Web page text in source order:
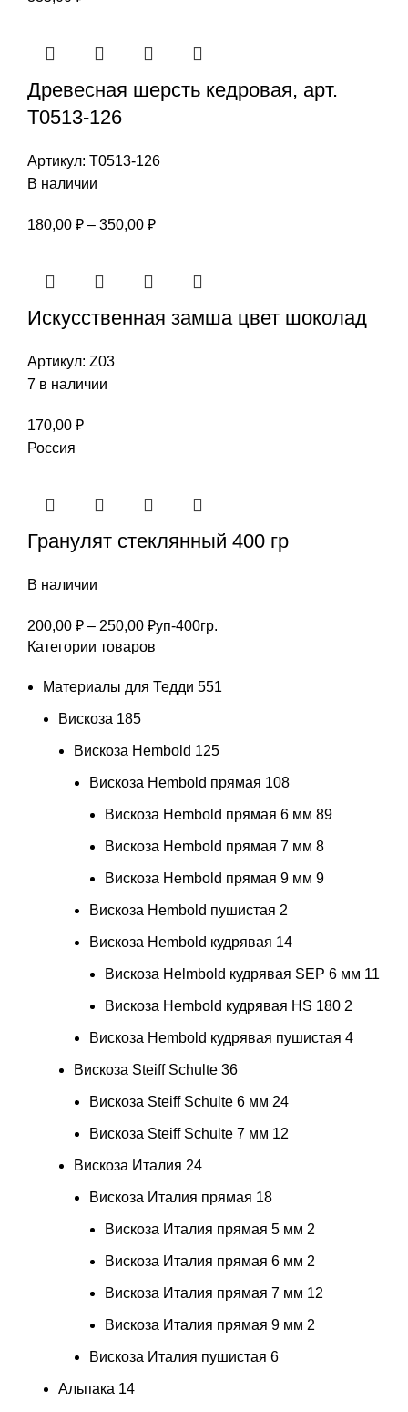
Древесная шерсть кедровая, арт.
Т0513-126
Артикул: Т0513-126
В наличии
180,00 ₽ – 350,00 ₽Диапазон
350,00 ₽
Искусственная замша цвет шоколад
Артикул: Z03
7 в наличии
170,00 ₽
Россия
Гранулят стеклянный 400 гр
В наличии
200,00 ₽ – 250,00 ₽Диапазон
–
уп-400гр.
Категории товаров
Материалы для Тедди 551
Вискоза 185
Вискоза Hembold 125
Вискоза Hembold прямая 108
Вискоза Hembold прямая 6 мм 89
Вискоза Hembold прямая 7 мм 8
Вискоза Hembold прямая 9 мм 9
Вискоза Hembold пушистая 2
Вискоза Hembold кудрявая 14
Вискоза Helmbold кудрявая SEP 6 мм 11
Вискоза Hembold кудрявая HS 180 2
Вискоза Hembold кудрявая пушистая 4
Вискоза Steiff Schulte 36
Вискоза Steiff Schulte 6 мм 24
Вискоза Steiff Schulte 7 мм 12
Вискоза Италия 24
Вискоза Италия прямая 18
Вискоза Италия прямая 5 мм 2
Вискоза Италия прямая 6 мм 2
Вискоза Италия прямая 7 мм 12
Вискоза Италия прямая 9 мм 2
Вискоза Италия пушистая 6
Альпака 14